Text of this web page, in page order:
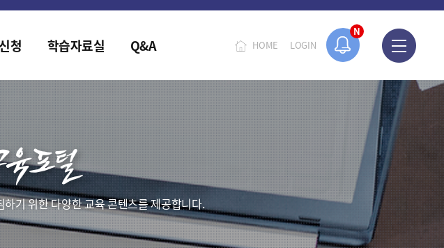
N
다.
HOME LOGIN
청 학습자료실 Q&A
기 위한 다양한 교육 콘텐츠를 제공합니다.